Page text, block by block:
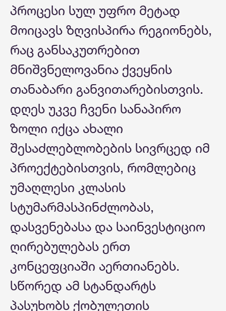
პროცესი სულ უფრო მეტად
მოიცავს ზღვისპირა რეგიონებს,
რაც განსაკუთრებით
მნიშვნელოვანია ქვეყნის
თანაბარი განვითარებისთვის.
დღეს უკვე ჩვენი სანაპირო
ზოლი იქცა ახალი
შესაძლებლობების სივრცედ იმ
პროექტებისთვის, რომლებიც
უმაღლესი კლასის
სტუმარმასპინძლობას,
დასვენებასა და საინვესტიციო
ღირებულებას ერთ
კონცეფციაში აერთიანებს.
სწორედ ამ სტანდარტს
პასუხობს ქობულეთის